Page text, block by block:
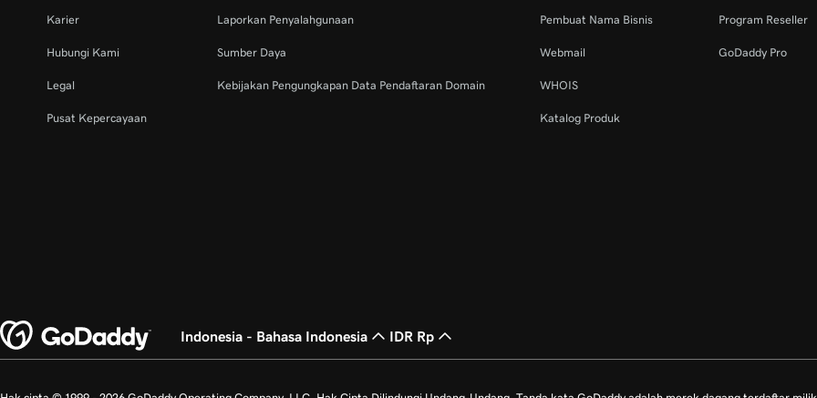
Karier
Hubungi Kami
Legal
Pusat Kepercayaan
Laporkan Penyalahgunaan
Sumber Daya
Kebijakan Pengungkapan Data Pendaftaran Domain
Pembuat Nama Bisnis
Webmail
WHOIS
Katalog Produk
Program Reseller
GoDaddy Pro
Indonesia - Bahasa Indonesia IDR Rp